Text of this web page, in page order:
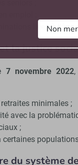
liées à l’âge.
la justice
7 novembre 2022,
minimales ;
avec la
;
certaines
du système
Non